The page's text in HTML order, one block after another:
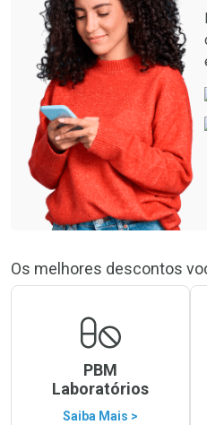
Os melhores descontos
PBM
Laboratórios
Saiba Mais >